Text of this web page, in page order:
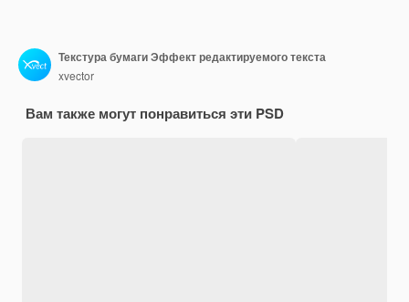
Текстура бумаги Эффект редактируемого текста
xvector
Вам также могут понравиться эти PSD